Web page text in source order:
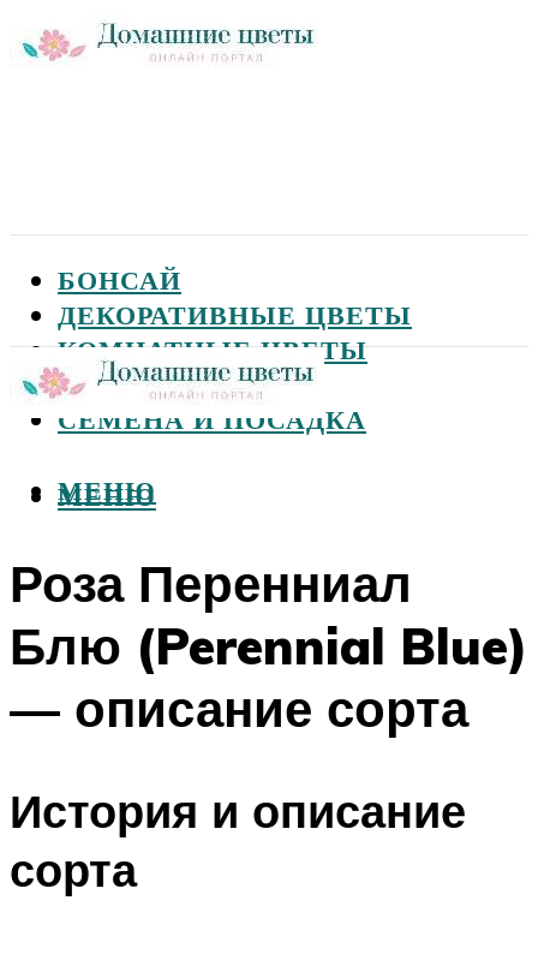
БОНСАЙ
ДЕКОРАТИВНЫЕ ЦВЕТЫ
КОМНАТНЫЕ ЦВЕТЫ
САДОВЫЕ ЦВЕТЫ
СЕМЕНА И ПОСАДКА
МЕНЮ
МЕНЮ
Роза Перенниал
Блю (Perennial Blue)
— описание сорта
История и описание
сорта